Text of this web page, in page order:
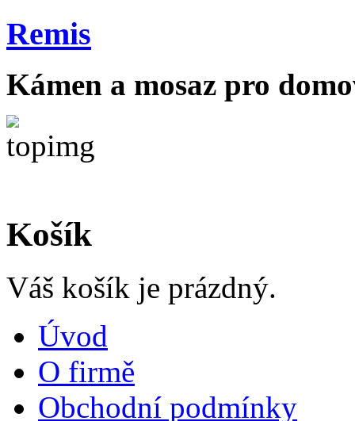
Remis
Kámen a mosaz pro
Košík
Váš košík je prázdný.
Úvod
O firmě
Obchodní podmínky